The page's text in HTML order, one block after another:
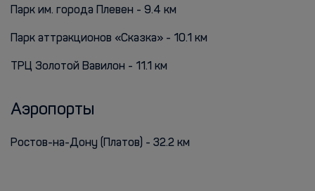
Парк им. города Плевен - 9.4 км
Парк аттракционов «Сказка» - 10.1 км
ТРЦ Золотой Вавилон - 11.1 км
Аэропорты
Ростов-на-Дону (Платов) - 32.2 км